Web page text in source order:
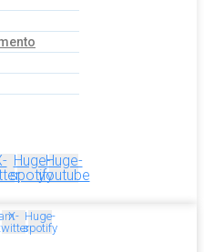
Huge-
spotify
Huge-
youtube
X- Huge-
spotify